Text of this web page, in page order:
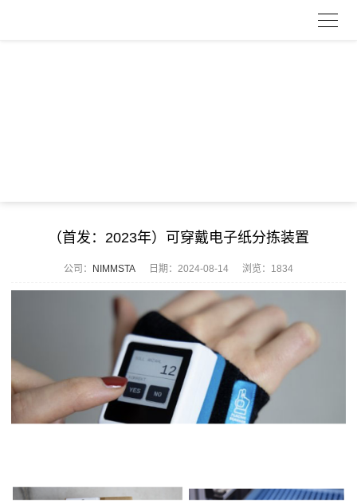
（首发：2023年）可穿戴电子纸分拣装置
公司： NIMMSTA 日期： 2024-08-14 浏览：1834